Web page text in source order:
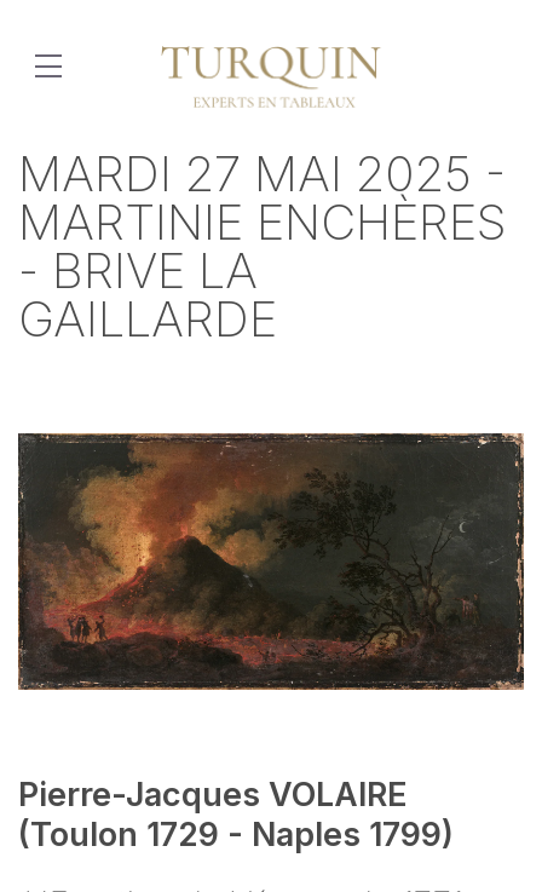
MARDI 27 MAI 2025 -
MARTINIE ENCHÈRES
- BRIVE LA
GAILLARDE
Pierre-Jacques VOLAIRE
(Toulon 1729 - Naples 1799)